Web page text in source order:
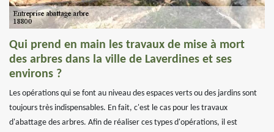
Qui prend en main les travaux de mise à mort
des arbres dans la ville de Laverdines et ses
environs ?
Les opérations qui se font au niveau des espaces verts ou des jardins sont
toujours très indispensables. En fait, c'est le cas pour les travaux
d'abattage des arbres. Afin de réaliser ces types d'opérations, il est